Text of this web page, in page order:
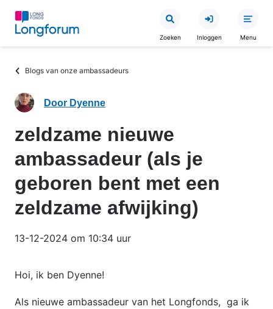
Overslaan
inhoud
gaan
Zoeken Inloggen Menu
Kruimelpad
Blogs van onze ambassadeurs
Door Dyenne
zeldzame nieuwe
ambassadeur (als je
geboren bent met een
zeldzame afwijking)
13-12-2024 om 10:34 uur
Hoi, ik ben Dyenne!
Als nieuwe ambassadeur van het Longfonds, ga ik